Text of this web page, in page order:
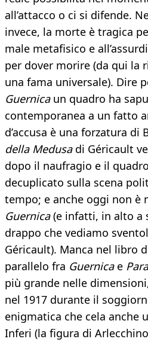
all’attacco o ci si difende.
invece, la morte è tragica
male metafisico e
per dover morire (da qui la
una fama universale). Dire
Guernicaun quadro ha
contemporanea a un fatto
d’accusa è una forzatura di
della Medusadi Géricault
dopo il naufragio e il
decuplicato sulla scena
tempo; e anche oggi non è
Guernica(e infatti, in alto a
drappo che vediamo
Géricault). Manca nel libro
parallelo fra Guernicae
più grande nelle
nel 1917 durante il
enigmatica che cela anche
Inferi (la figura di